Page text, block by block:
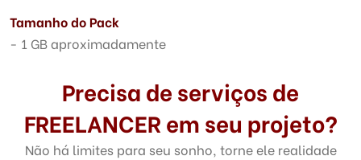
Tamanho do Pack
- 1 GB aproximadamente
Precisa de serviços de
FREELANCER em seu projeto?
Não há limites para seu sonho, torne ele realidade